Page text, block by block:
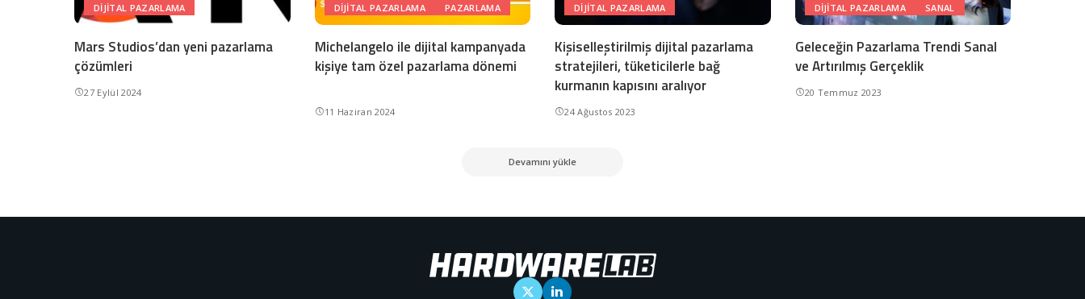
DIJITAL PAZARLAMA
Mars Studios’dan yeni pazarlama
çözümleri
27 Eylül 2024
DIJITAL PAZARLAMA PAZARLAMA
Michelangelo ile dijital kampanyada
kişiye tam özel pazarlama dönemi
11 Haziran 2024
DIJITAL PAZARLAMA
Kişiselleştirilmiş dijital pazarlama
stratejileri, tüketicilerle bağ
kurmanın kapısını aralıyor
24 Ağustos 2023
DIJITAL PAZARLAMA SANAL
Geleceğin Pazarlama Trendi Sanal
ve Artırılmış Gerçeklik
20 Temmuz 2023
Devamını yükle